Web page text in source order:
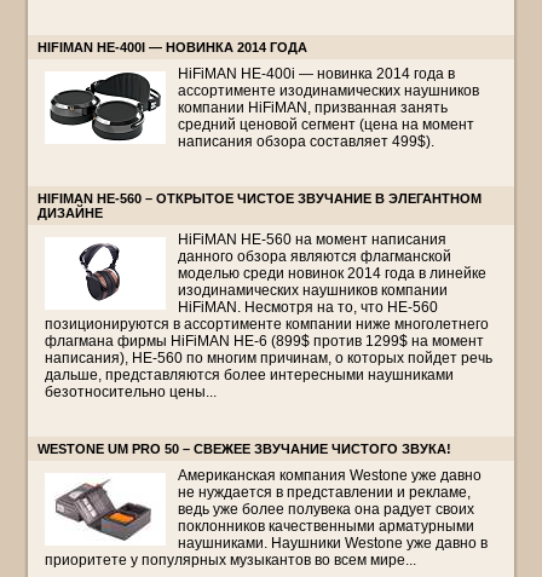
HIFIMAN HE-400I — НОВИНКА 2014 ГОДА
HiFiMAN HE-400i — новинка 2014 года в
ассортименте изодинамических наушников
компании HiFiMAN, призванная занять
средний ценовой сегмент (цена на момент
написания обзора составляет 499$).
HIFIMAN HE-560 – ОТКРЫТОЕ ЧИСТОЕ ЗВУЧАНИЕ В ЭЛЕГАНТНОМ
ДИЗАЙНЕ
HiFiMAN HE-560 на момент написания
данного обзора являются флагманской
моделью среди новинок 2014 года в линейке
изодинамических наушников компании
HiFiMAN. Несмотря на то, что HE-560
позиционируются в ассортименте компании ниже многолетнего
флагмана фирмы HiFiMAN HE-6 (899$ против 1299$ на момент
написания), HE-560 по многим причинам, о которых пойдет речь
дальше, представляются более интересными наушниками
безотносительно цены...
WESTONE UM PRO 50 – СВЕЖЕЕ ЗВУЧАНИЕ ЧИСТОГО ЗВУКА!
Американская компания Westone уже давно
не нуждается в представлении и рекламе,
ведь уже более полувека она радует своих
поклонников качественными арматурными
наушниками. Наушники Westone уже давно в
приоритете у популярных музыкантов во всем мире...